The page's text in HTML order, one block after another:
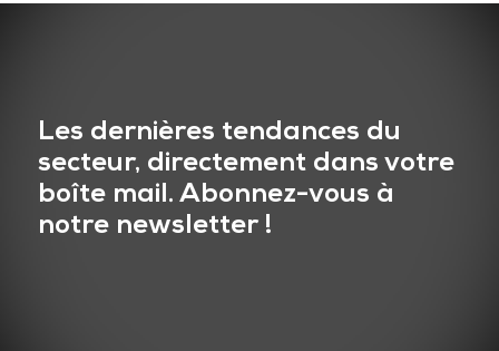
Les dernières tendances du
secteur, directement dans votre
boîte mail. Abonnez-vous à
notre newsletter !